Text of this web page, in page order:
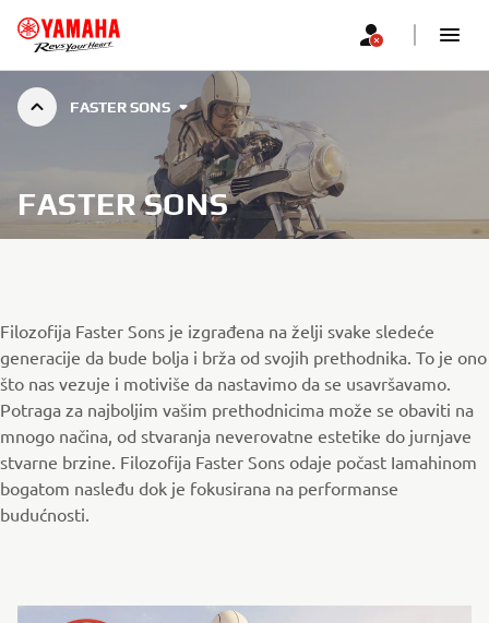
FASTER SONS
FASTER SONS
Filozofija Faster Sons je izgrađena na želji svake sledeće
generacije da bude bolja i brža od svojih prethodnika. To je ono
što nas vezuje i motiviše da nastavimo da se usavršavamo.
Potraga za najboljim vašim prethodnicima može se obaviti na
mnogo načina, od stvaranja neverovatne estetike do jurnjave
stvarne brzine. Filozofija Faster Sons odaje počast Iamahinom
bogatom nasleđu dok je fokusirana na performanse
budućnosti.